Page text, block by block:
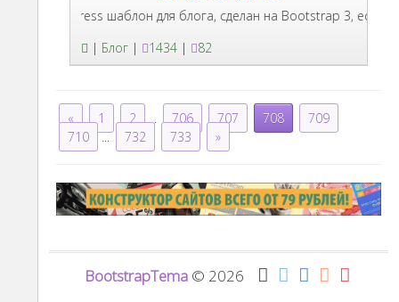
WordPress шаблон для блога, сделан на Bootstrap 3, есть
| Блог | 1434 | 82
« 1 2 ... 706 707 708
709
710
... 732 733 »
BootstrapTema© 2026